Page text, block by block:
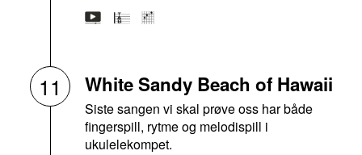
11 White Sandy Beach of Hawaii
Siste sangen vi skal prøve oss har både
fingerspill, rytme og melodispill i
ukulelekompet.